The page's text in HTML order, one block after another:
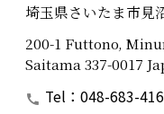
埼玉県さいたま市見
200-1 Futtono,
Saitama 337-0017
Tel：048-683-